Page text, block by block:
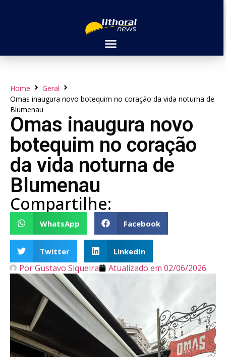
Home
Geral
Omas inaugura novo botequim no coração da vida noturna de
Blumenau
Omas inaugura novo
botequim no coração
da vida noturna de
Blumenau
Compartilhe:
WhatsApp Facebook
Twitter LinkedIn
PorGustavo Siqueira Atualizado em 02/06/2026